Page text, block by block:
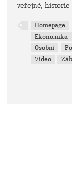
veřejné, historie
Homepage
Ekonomika
Osobní
Video